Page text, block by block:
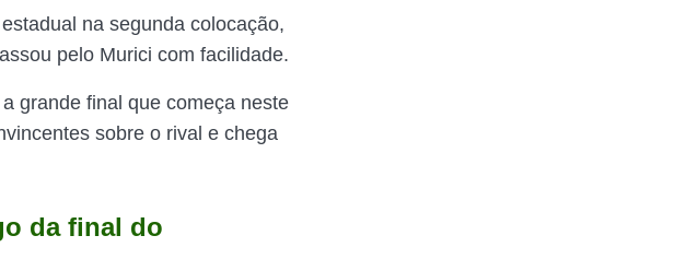
na segunda colocação,
pelo Murici com facilidade.
grande final que começa neste
sobre o rival e chega
da final do